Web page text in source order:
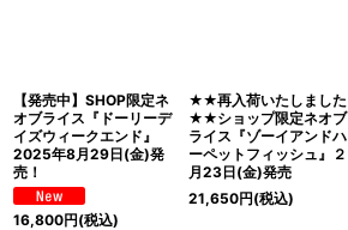
【発売中】SHOP限定ネ
オブライス『ドーリーデ
イズウィークエンド』
2025年8月29日(金)発
売！
16,800円(税込)
★★再入荷いたしました
★★ショップ限定ネオブ
ライス『ゾーイアンドハ
ーペットフィッシュ』２
月23日(金)発売
21,650円(税込)